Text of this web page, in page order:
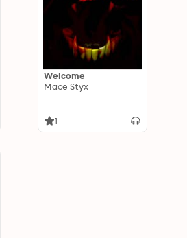
Welcome
Mace Styx
1